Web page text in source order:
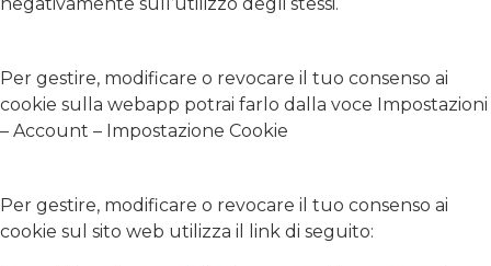
Per gestire, modificare o revocare il tuo consenso ai
cookie sulla webapp potrai farlo dalla voce Impostazioni
– Account – Impostazione Cookie
Per gestire, modificare o revocare il tuo consenso ai
cookie sul sito web utilizza il link di seguito: